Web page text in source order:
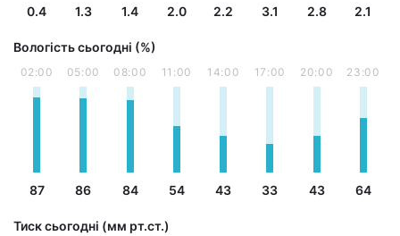
0.4 1.3 1.4 2.0 2.2 3.1 2.8 2.1
Вологість сьогодні (%)
02:00
87
05:00
86
08:00
84
11:00
54
14:00
43
17:00
33
20:00
43
23:00
64
Тиск сьогодні (мм рт.ст.)